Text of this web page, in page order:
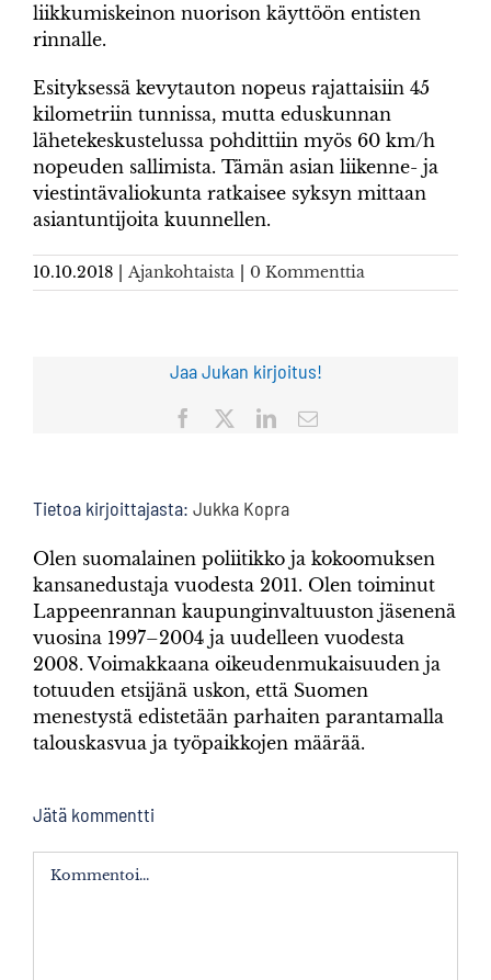
liikkumiskeinon nuorison käyttöön entisten
rinnalle.
Esityksessä kevytauton nopeus rajattaisiin 45
kilometriin tunnissa, mutta eduskunnan
lähetekeskustelussa pohdittiin myös 60 km/h
nopeuden sallimista. Tämän asian liikenne- ja
viestintävaliokunta ratkaisee syksyn mittaan
asiantuntijoita kuunnellen.
10.10.2018 Ajankohtaista 0 Kommenttia
Jaa Jukan kirjoitus!
Facebook LinkedInSähköposti
Tietoa kirjoittajasta: Jukka Kopra
Olen suomalainen poliitikko ja kokoomuksen
kansanedustaja vuodesta 2011. Olen toiminut
Lappeenrannan kaupunginvaltuuston jäsenenä
vuosina 1997–2004 ja uudelleen vuodesta
2008. Voimakkaana oikeudenmukaisuuden ja
totuuden etsijänä uskon, että Suomen
menestystä edistetään parhaiten parantamalla
talouskasvua ja työpaikkojen määrää.
Jätä kommentti